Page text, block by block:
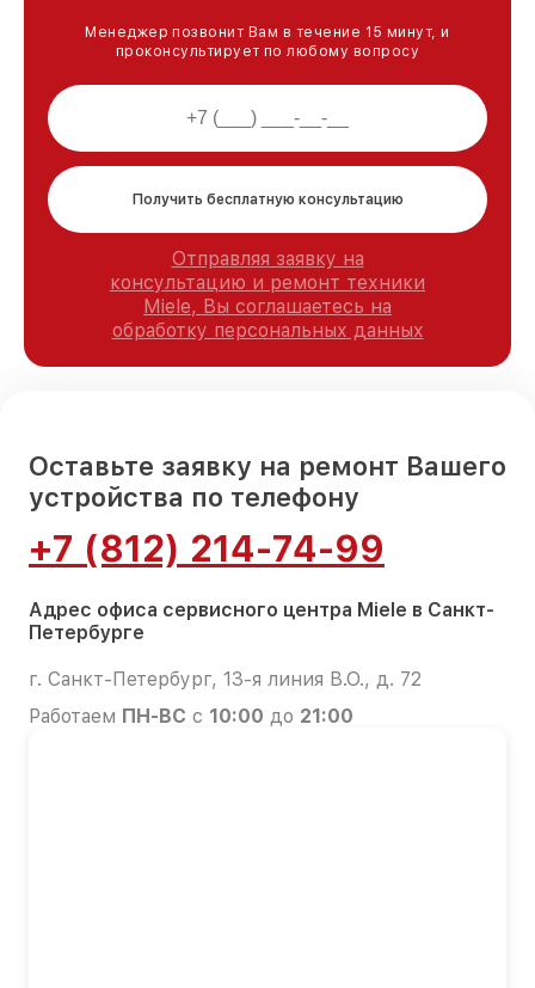
Менеджер позвонит Вам в течение 15 минут, и
проконсультирует по любому вопросу
Получить бесплатную консультацию
Отправляя заявку на
консультацию и ремонт техники
Miele, Вы соглашаетесь на
обработку персональных данных
Оставьте заявку на ремонт Вашего
устройства по телефону
+7 (812) 214-74-99
Адрес офиса сервисного центра Miele в Санкт-
Петербурге
г. Санкт-Петербург, 13-я линия В.О., д. 72
Работаем ПН-ВС с 10:00 до 21:00